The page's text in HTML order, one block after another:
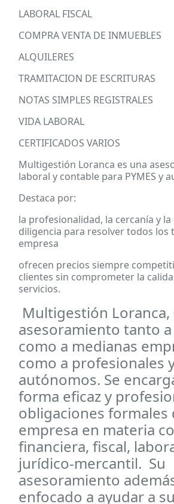
LABORAL FISCAL
COMPRA VENTA DE INMUEBLES
ALQUILERES
TRAMITACION DE ESCRITURAS
NOTAS SIMPLES REGISTRALES
VIDA LABORAL
CERTIFICADOS VARIOS
Multigestión Loranca es una
laboral y contable para PYMES y
Destaca por:
la profesionalidad, la cercanía y
diligencia para resolver todos los
empresa
ofrecen precios siempre
clientes sin comprometer la
servicios.
Multigestión Loranca,
asesoramiento tanto
como a medianas
como a profesionales
autónomos. Se
forma eficaz y
obligaciones formales
empresa en materia
financiera, fiscal,
jurídico-mercantil. Su
asesoramiento
enfocado a ayudar a